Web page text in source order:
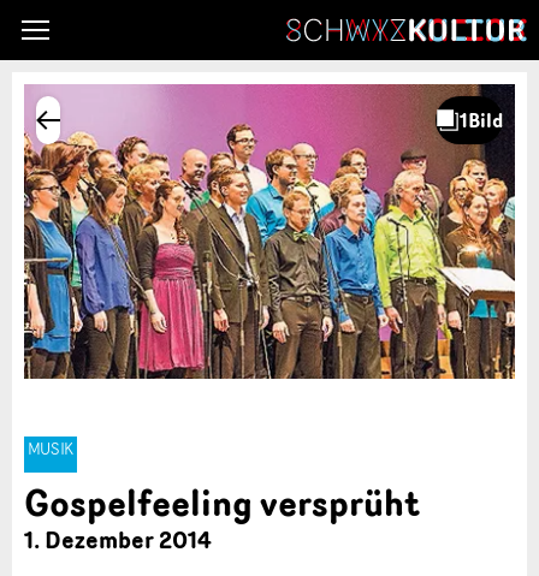
MUSIK
Gospelfeeling versprüht
1. Dezember 2014